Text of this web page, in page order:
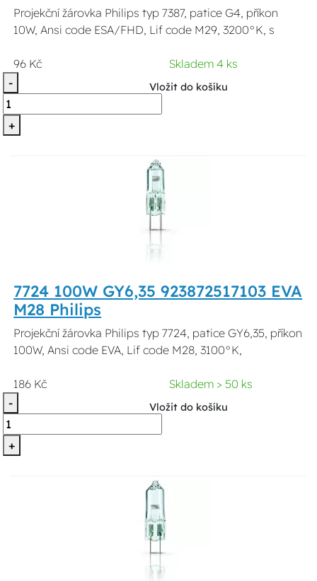
Projekční žárovka Philips typ 7387, patice G4, příkon
10W, Ansi code ESA/FHD, Lif code M29, 3200°K, s
96 Kč
Skladem 4 ks
-
+
Vložit do košíku
7724 100W GY6,35 923872517103 EVA
M28 Philips
Projekční žárovka Philips typ 7724, patice GY6,35, příkon
100W, Ansi code EVA, Lif code M28, 3100°K,
186 Kč
Skladem > 50 ks
-
+
Vložit do košíku